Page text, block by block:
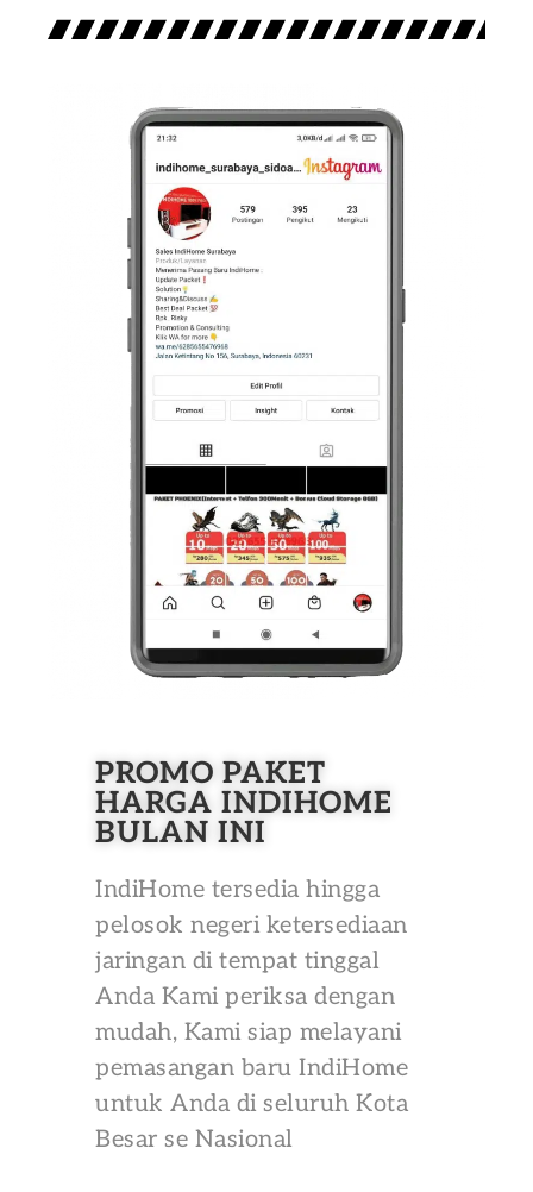
PROMO PAKET
HARGA INDIHOME
BULAN INI
IndiHome tersedia hingga
pelosok negeri ketersediaan
jaringan di tempat tinggal
Anda Kami periksa dengan
mudah, Kami siap melayani
pemasangan baru IndiHome
untuk Anda di seluruh Kota
Besar se Nasional